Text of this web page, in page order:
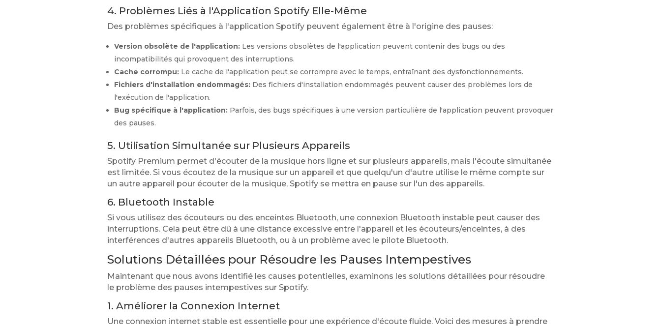
4. Problèmes Liés à l'Application Spotify Elle-Même
Des problèmes spécifiques à l'application Spotify peuvent également être à l'origine des pauses:
Version obsolète de l'application: Les versions obsolètes de l'application peuvent contenir des bugs ou des
incompatibilités qui provoquent des interruptions.
Cache corrompu: Le cache de l'application peut se corrompre avec le temps, entraînant des dysfonctionnements.
Fichiers d'installation endommagés: Des fichiers d'installation endommagés peuvent causer des problèmes lors de
l'exécution de l'application.
Bug spécifique à l'application: Parfois, des bugs spécifiques à une version particulière de l'application peuvent provoquer
des pauses.
5. Utilisation Simultanée sur Plusieurs Appareils
Spotify Premium permet d'écouter de la musique hors ligne et sur plusieurs appareils, mais l'écoute simultanée
est limitée. Si vous écoutez de la musique sur un appareil et que quelqu'un d'autre utilise le même compte sur
un autre appareil pour écouter de la musique, Spotify se mettra en pause sur l'un des appareils.
6. Bluetooth Instable
Si vous utilisez des écouteurs ou des enceintes Bluetooth, une connexion Bluetooth instable peut causer des
interruptions. Cela peut être dû à une distance excessive entre l'appareil et les écouteurs/enceintes, à des
interférences d'autres appareils Bluetooth, ou à un problème avec le pilote Bluetooth.
Solutions Détaillées pour Résoudre les Pauses Intempestives
Maintenant que nous avons identifié les causes potentielles, examinons les solutions détaillées pour résoudre
le problème des pauses intempestives sur Spotify.
1. Améliorer la Connexion Internet
Une connexion internet stable est essentielle pour une expérience d'écoute fluide. Voici des mesures à prendre